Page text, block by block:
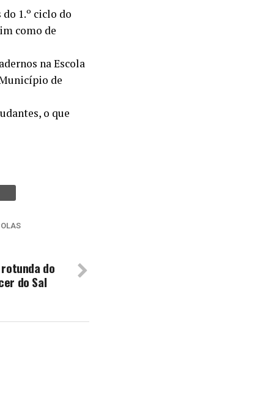
1.º ciclo do
como de
na Escola
de
o que
do
do Sal